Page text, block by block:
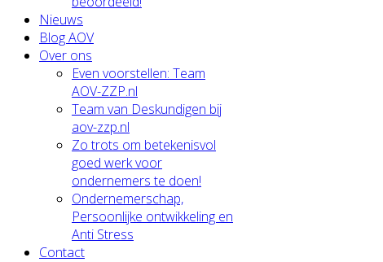
Nieuws
Blog AOV
Over ons
Even voorstellen: Team
AOV-ZZP.nl
Team van Deskundigen bij
aov-zzp.nl
Zo trots om betekenisvol
goed werk voor
ondernemers te doen!
Ondernemerschap,
Persoonlijke ontwikkeling en
Anti Stress
Contact